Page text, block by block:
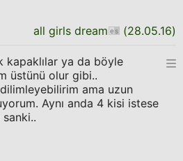
all girls dream (28.05.16)
kapaklılar ya da böyle
üstünü olur gibi..
ama uzun
Aynı anda 4 kisi istese